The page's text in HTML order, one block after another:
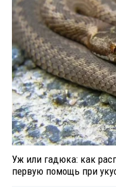
Уж или гадюка: как
первую помощь при